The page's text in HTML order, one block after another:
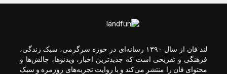
15 مرداد
بقایی: برنامه‌ای برای
سفر به کشورهای
پاکستان و قطر نداریم
ساخت ۳۶ کیلومتر
بزرگراه در محور زاهدان-
بیرجند
لند فان از سال ۱۳۹۰ رسانه‌ای در حوزه سرگرمی، سبک زندگی،
فرهنگی و تفریحی است که جدیدترین اخبار، ویدئوها، چالش‌ها و
محتوای فان را منتشر می‌کند و با روایت تجربه‌های روزمره و سبک